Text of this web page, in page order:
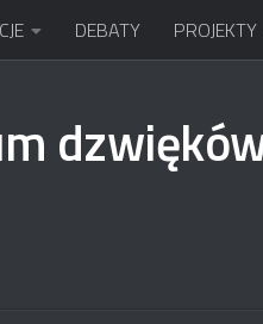
DEBATY PROJEKTY